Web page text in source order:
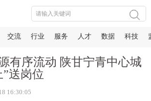
交流 行业 服务 人才 数据 科技
有序流动 陕甘宁青中心城
送岗位
16:30:05